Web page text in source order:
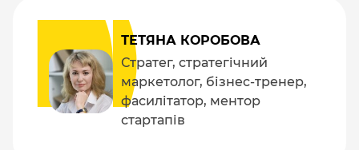
ТЕТЯНА КОРОБОВА
Стратег, стратегічний
маркетолог, бізнес-тренер,
фасилітатор, ментор
стартапів